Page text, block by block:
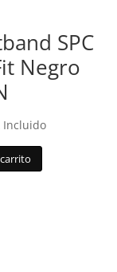
SPC
Negro
Incluido